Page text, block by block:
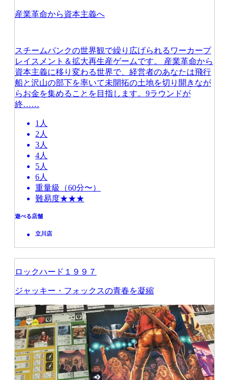
産業革命から資本主義へ
スチームパンクの世界観で繰り広げられるワーカープ
レイスメント＆拡大再生産ゲームです。 産業革命から
資本主義に移り変わる世界で、経営者のあなたは飛行
船と沢山の部下を率いて未開拓の土地を切り開きなが
らお金を集めることを目指します。9ラウンドが
終……
1人
2人
3人
4人
5人
6人
重量級（60分〜）
難易度★★★
遊べる店舗
立川店
ロックハード１９９７
ジャッキー・フォックスの青春を凝縮